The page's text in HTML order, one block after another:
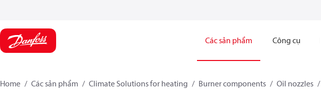
Các sản phẩm Công cụ
Home Các sản phẩm Climate Solutions for heating Burner components Oil nozzles